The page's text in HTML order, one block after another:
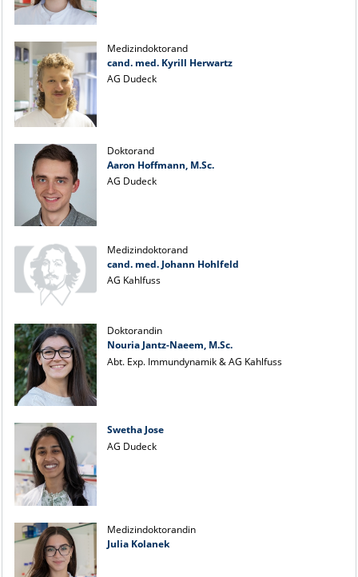
Medizindoktorand
cand. med. Kyrill Herwartz
AG Dudeck
Doktorand
Aaron Hoffmann, M.Sc.
AG Dudeck
Medizindoktorand
cand. med. Johann Hohlfeld
AG Kahlfuss
Doktorandin
Nouria Jantz-Naeem, M.Sc.
Abt. Exp. Immundynamik & AG Kahlfuss
Swetha Jose
AG Dudeck
Medizindoktorandin
Julia Kolanek